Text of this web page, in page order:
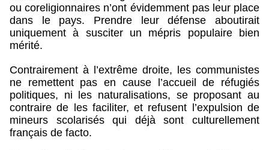
ou coreligionnaires n’ont évidemment pas leur place
dans le pays. Prendre leur défense aboutirait
uniquement à susciter un mépris populaire bien
mérité.
Contrairement à l’extrême droite, les communistes
ne remettent pas en cause l’accueil de réfugiés
politiques, ni les naturalisations, se proposant au
contraire de les faciliter, et refusent l’expulsion de
mineurs scolarisés qui déjà sont culturellement
français de facto.